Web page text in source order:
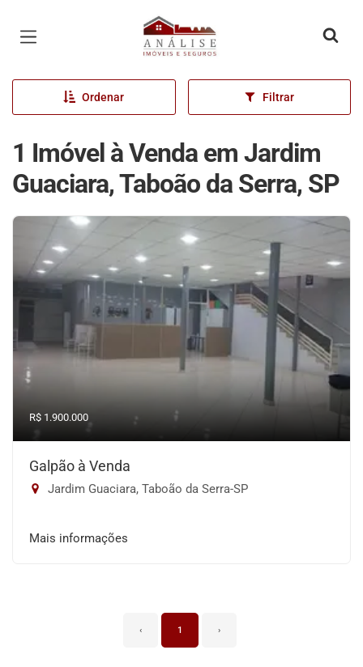
Página inicial
Ordenar Filtrar
1 Imóvel à Venda em Jardim
Guaciara, Taboão da Serra, SP
R$ 1.900.000
Galpão à Venda
Jardim Guaciara, Taboão da Serra-SP
Mais informações
‹ 1 ›